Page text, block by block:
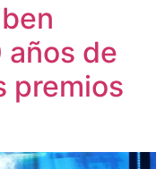
años de
premios